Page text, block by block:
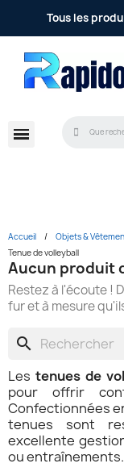
Tous les
Accueil Objets &
Tenue de volleyball
Aucun produit
Restez à l'écoute !
fur et à mesure
search
Les tenues de
pour offrir
Confectionnées
tenues sont
excellente
ou entraînements.